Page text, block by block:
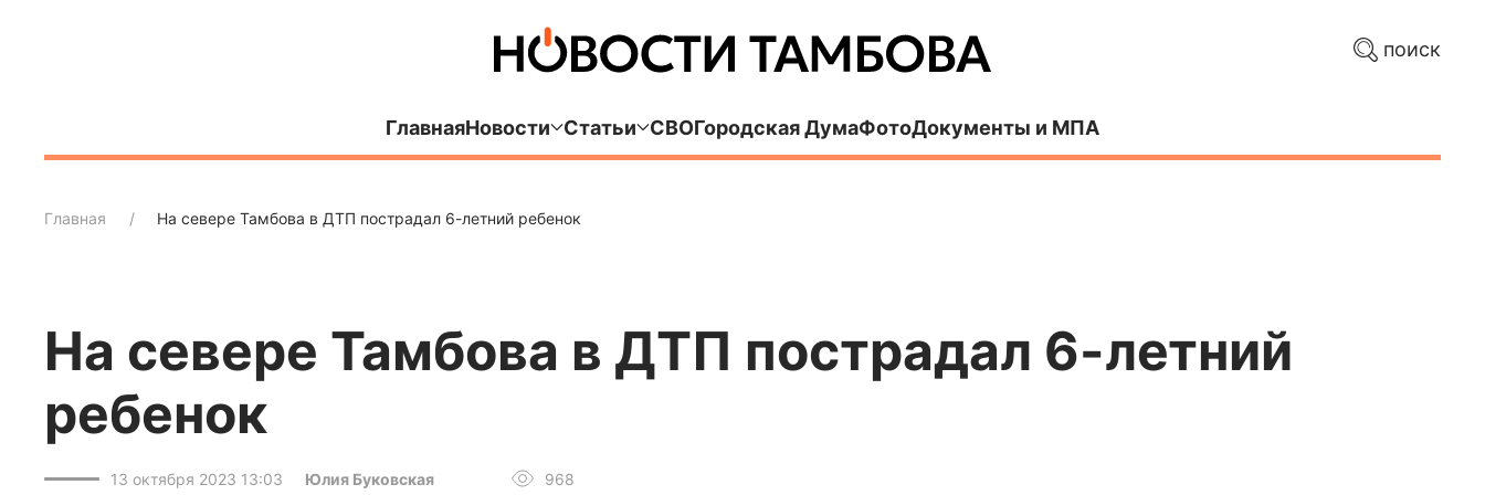
поиск
ГлавнаяНовости Статьи СВОГородская ДумаФотоДокументы и МПА
Главная На севере Тамбова в ДТП пострадал 6-летний ребенок
На севере Тамбова в ДТП пострадал 6-летний
ребенок
13 октября 2023 13:03 Юлия Буковская 968